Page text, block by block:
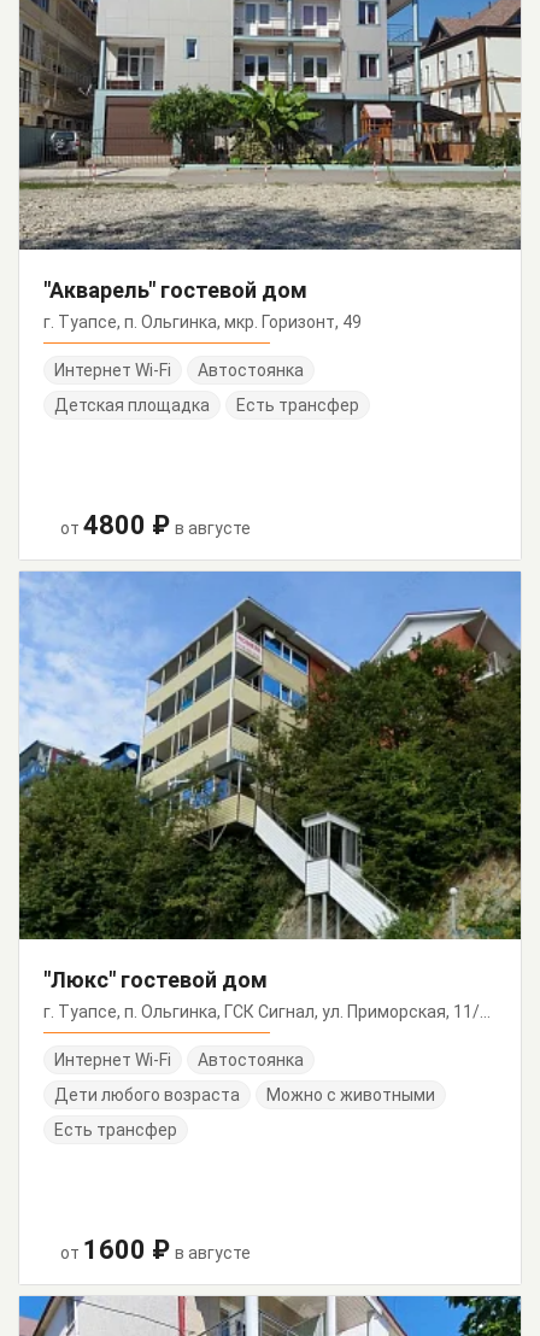
"Акварель" гостевой дом
г. Туапсе, п. Ольгинка, мкр. Горизонт, 49
Интернет Wi-Fi
Автостоянка
Детская площадка
Есть трансфер
от 4800 ₽ в августе
"Люкс" гостевой дом
Интернет Wi-Fi
Автостоянка
Дети любого возраста
Можно с животными
Есть трансфер
от 1600 ₽ в августе